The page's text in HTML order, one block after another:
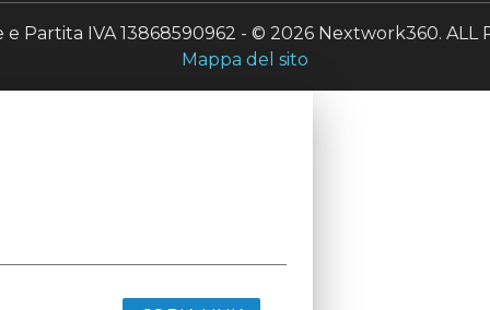
Partita IVA 13868590962 - © 2026 Nextwork360. ALL
Mappa del sito